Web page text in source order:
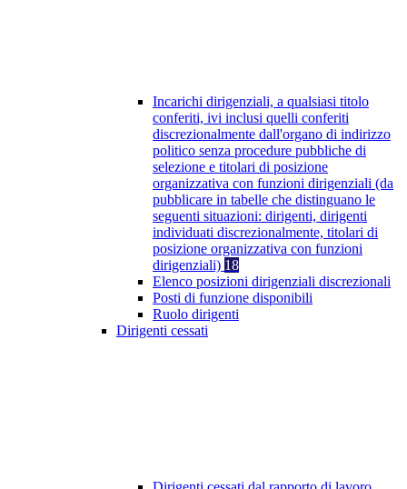
Incarichi dirigenziali, a qualsiasi titolo
conferiti, ivi inclusi quelli conferiti
discrezionalmente dall'organo di indirizzo
politico senza procedure pubbliche di
selezione e titolari di posizione
organizzativa con funzioni dirigenziali (da
pubblicare in tabelle che distinguano le
seguenti situazioni: dirigenti, dirigenti
individuati discrezionalmente, titolari di
posizione organizzativa con funzioni
dirigenziali) 18
Elenco posizioni dirigenziali discrezionali
Posti di funzione disponibili
Ruolo dirigenti
Dirigenti cessati